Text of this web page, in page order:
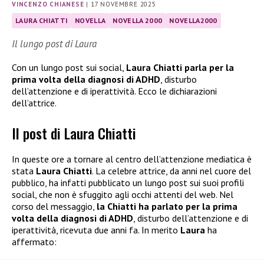
VINCENZO CHIANESE | 17 NOVEMBRE 2025
LAURA CHIATTI NOVELLA NOVELLA 2000 NOVELLA2000
Il lungo post di Laura
Con un lungo post sui social, Laura Chiatti parla per la
prima volta della diagnosi di ADHD, disturbo
dell’attenzione e di iperattività. Ecco le dichiarazioni
dell’attrice.
Il post di Laura Chiatti
In queste ore a tornare al centro dell’attenzione mediatica è
stata Laura Chiatti. La celebre attrice, da anni nel cuore del
pubblico, ha infatti pubblicato un lungo post sui suoi profili
social, che non è sfuggito agli occhi attenti del web. Nel
corso del messaggio, la Chiatti ha parlato per la prima
volta della diagnosi di ADHD , disturbo dell’attenzione e di
iperattività, ricevuta due anni fa. In merito Laura ha
affermato: